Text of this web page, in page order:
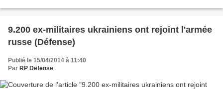
9.200 ex-militaires ukrainiens ont rejoint l'armée
russe (Défense)
Publié le 15/04/2014 à 11:40
Par RP Defense